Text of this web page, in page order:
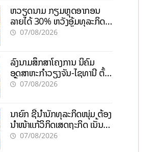
ຫວຽດນາມ ກຽມຫຼຸດອາກອນ
ລາຍໄດ້ 30% ຫວັງອູ້ມທຸລະກິດ
ຂະໜາດນ້ອຍ ແລະ ຈຸນລະ
07/08/2026
ລົງນາມສຶກສາໂຄງການ ນິຄົມ
ອຸດສາຫະກຳວຽງຈັນ-ໄຊທານີ ຕັ້ງ
ເປົ້າດຶງທຶນ 150 ລ້ານໂດລາ, ສ້າງ
07/08/2026
ນາຍົກ ຊີ້ນຳນັກທຸລະກິດໜຸ່ມ ຕ້ອງ
ນຳໜ້າແກ້ວິກິດເສດຖະກິດ ເນັ້ນດຶງ
ທຶນສາກົນ, ຫັນສູ່ດິຈິຕອນ
07/08/2026